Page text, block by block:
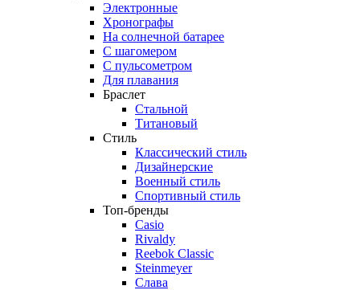
Электронные
Хронографы
На солнечной батарее
С шагомером
С пульсометром
Для плавания
Браслет
Стальной
Титановый
Стиль
Классический стиль
Дизайнерские
Военный стиль
Спортивный стиль
Топ-бренды
Casio
Rivaldy
Reebok Classic
Steinmeyer
Слава